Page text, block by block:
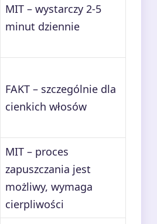
MIT – wystarczy 2-5
minut dziennie
FAKT – szczególnie dla
cienkich włosów
MIT – proces
zapuszczania jest
możliwy, wymaga
cierpliwości